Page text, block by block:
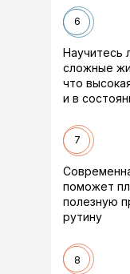
7
поможет
полезную
рутину
8
6
Научитесь
сложные
что
и в